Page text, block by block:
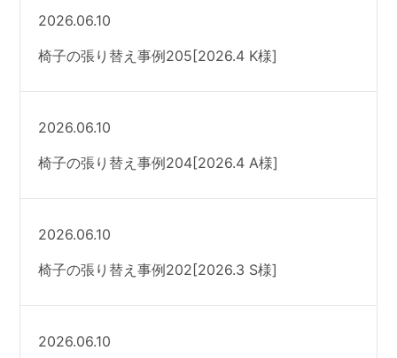
2026.06.10
椅子の張り替え事例205[2026.4 K様]
2026.06.10
椅子の張り替え事例204[2026.4 A様]
2026.06.10
椅子の張り替え事例202[2026.3 S様]
2026.06.10